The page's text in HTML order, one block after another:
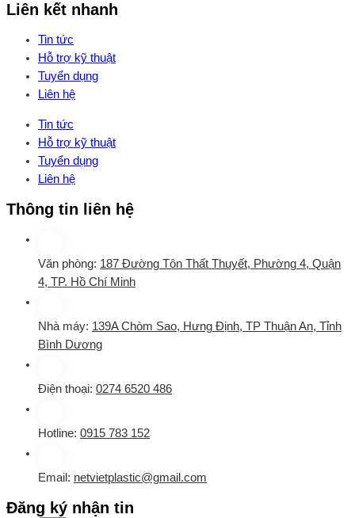
Liên kết nhanh
Tin tức
Hỗ trợ kỹ thuật
Tuyển dụng
Liên hệ
Tin tức
Hỗ trợ kỹ thuật
Tuyển dụng
Liên hệ
Thông tin liên hệ
Văn phòng: 187 Đường Tôn Thất Thuyết, Phường 4, Quận
4, TP. Hồ Chí Minh
Nhà máy: 139A Chòm Sao, Hưng Định, TP Thuận An, Tỉnh
Bình Dương
Điện thoại: 0274 6520 486
Hotline: 0915 783 152
Email: netvietplastic@gmail.com
Đăng ký nhận tin